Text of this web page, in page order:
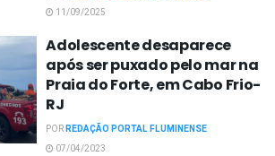
11/09/2025
Adolescente desaparece
após ser puxado pelo mar na
Praia do Forte, em Cabo Frio-
RJ
PORREDAÇÃO PORTAL FLUMINENSE
07/04/2023